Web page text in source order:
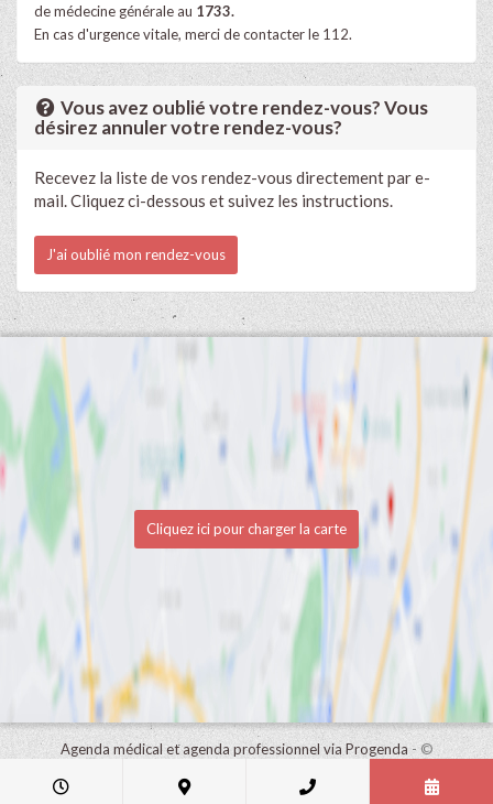
de médecine générale au 1733.
En cas d'urgence vitale, merci de contacter le 112.
Vous avez oublié votre rendez-vous? Vous
désirez annuler votre rendez-vous?
Recevez la liste de vos rendez-vous directement par e-
mail. Cliquez ci-dessous et suivez les instructions.
J'ai oublié mon rendez-vous
Cliquez ici pour charger la carte
Agenda médical et agenda professionnel via Progenda - ©